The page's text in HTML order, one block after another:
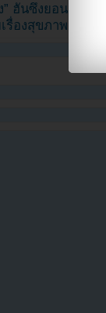
ฮันซึงยอนเผยภาพ
รื่องสุขภาพ